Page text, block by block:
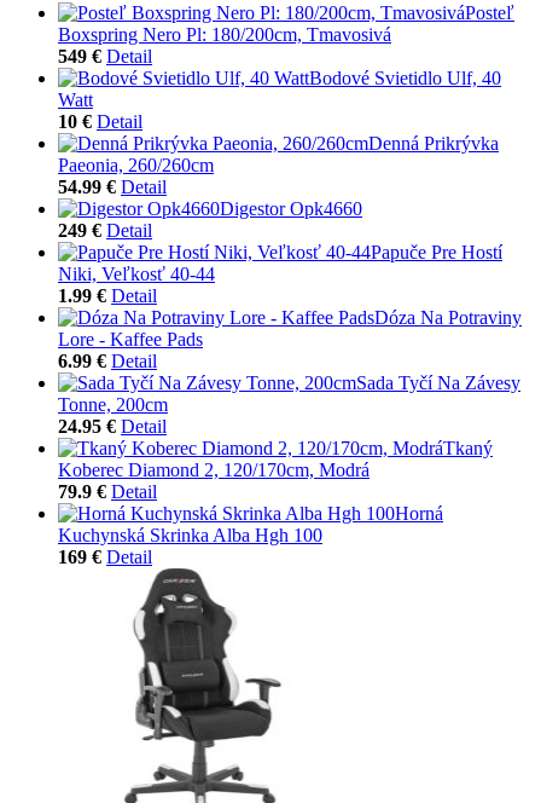
Posteľ
Boxspring Nero Pl: 180/200cm, Tmavosivá
549 € Detail
Bodové Svietidlo Ulf, 40
Watt
10 € Detail
Denná Prikrývka
Paeonia, 260/260cm
54.99 € Detail
Digestor Opk4660
249 € Detail
Papuče Pre Hostí
Niki, Veľkosť 40-44
1.99 € Detail
Dóza Na Potraviny
Lore - Kaffee Pads
6.99 € Detail
Sada Tyčí Na Závesy
Tonne, 200cm
24.95 € Detail
Tkaný
Koberec Diamond 2, 120/170cm, Modrá
79.9 € Detail
Horná
Kuchynská Skrinka Alba Hgh 100
169 € Detail